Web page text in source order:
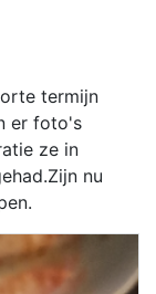
termijn
er foto's
ze in
nu